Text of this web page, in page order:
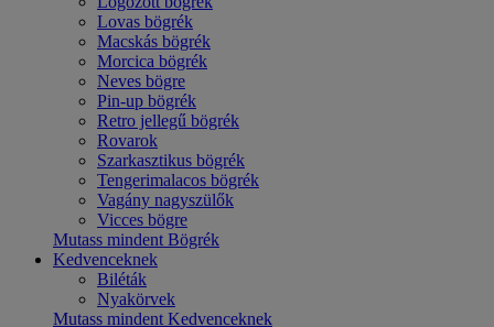
Lovas bögrék
Macskás bögrék
Morcica bögrék
Neves bögre
Pin-up bögrék
Retro jellegű bögrék
Rovarok
Szarkasztikus bögrék
Tengerimalacos bögrék
Vagány nagyszülők
Vicces bögre
Mutass mindent Bögrék
Kedvenceknek
Biléták
Nyakörvek
Mutass mindent Kedvenceknek